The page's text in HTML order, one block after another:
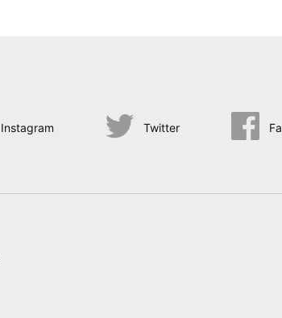
Instagram Twitter